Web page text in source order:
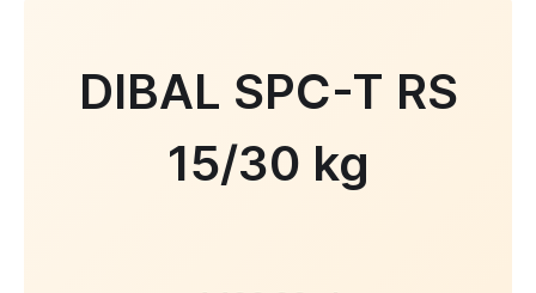
DIBAL SPC-T RS
15/30 kg